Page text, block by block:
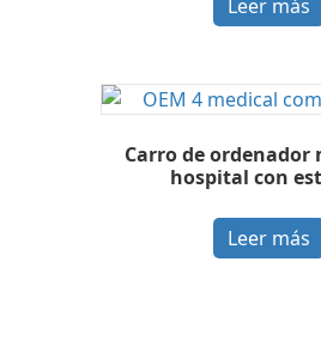
Leer más
Carro de ordenador
hospital con
Leer más